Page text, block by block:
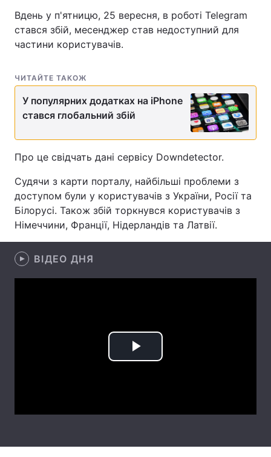
Головна
Україна
Економіка Світ
Техно і зв'язок Лайт
Зброя Інциденти
Здоров'я Туризм
Погода
Екологія
Вдень у п'ятницю, 25 вересня, в роботі Telegram
стався збій, месенджер став недоступний для
частини користувачів.
ЧИТАЙТЕ ТАКОЖ
У популярних додатках на iPhone
стався глобальний збій
Про це свідчать дані сервісу Downdetector.
Судячи з карти порталу, найбільші проблеми з
доступом були у користувачів з України, Росії та
Білорусі. Також збій торкнувся користувачів з
Німеччини, Франції, Нідерландів та Латвії.
ВІДЕО ДНЯ
Play